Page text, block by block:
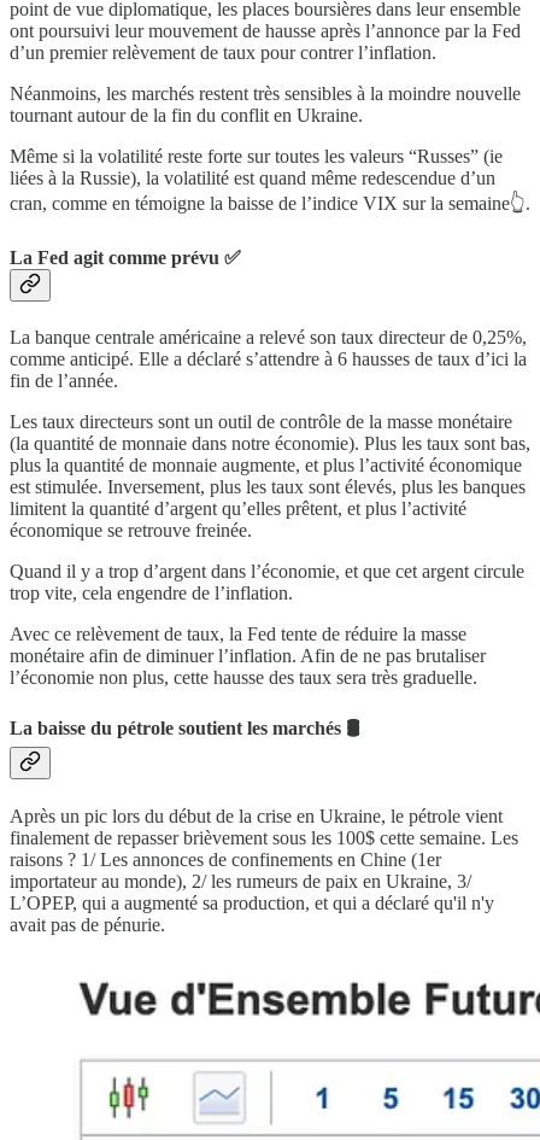
point de vue diplomatique, les places boursières dans leur ensemble
ont poursuivi leur mouvement de hausse après l’annonce par la Fed
d’un premier relèvement de taux pour contrer l’inflation.
Néanmoins, les marchés restent très sensibles à la moindre nouvelle
tournant autour de la fin du conflit en Ukraine.
Même si la volatilité reste forte sur toutes les valeurs “Russes” (ie
liées à la Russie), la volatilité est quand même redescendue d’un
cran, comme en témoigne la baisse de l’indice VIX sur la semaine👆.
La Fed agit comme prévu ✅
La banque centrale américaine a relevé son taux directeur de 0,25%,
comme anticipé. Elle a déclaré s’attendre à 6 hausses de taux d’ici la
fin de l’année.
Les taux directeurs sont un outil de contrôle de la masse monétaire
(la quantité de monnaie dans notre économie). Plus les taux sont bas,
plus la quantité de monnaie augmente, et plus l’activité économique
est stimulée. Inversement, plus les taux sont élevés, plus les banques
limitent la quantité d’argent qu’elles prêtent, et plus l’activité
économique se retrouve freinée.
Quand il y a trop d’argent dans l’économie, et que cet argent circule
trop vite, cela engendre de l’inflation.
Avec ce relèvement de taux, la Fed tente de réduire la masse
monétaire afin de diminuer l’inflation. Afin de ne pas brutaliser
l’économie non plus, cette hausse des taux sera très graduelle.
La baisse du pétrole soutient les marchés 🛢
Après un pic lors du début de la crise en Ukraine, le pétrole vient
finalement de repasser brièvement sous les 100$ cette semaine. Les
raisons ? 1/ Les annonces de confinements en Chine (1er
importateur au monde), 2/ les rumeurs de paix en Ukraine, 3/
L’OPEP, qui a augmenté sa production, et qui a déclaré qu'il n'y
avait pas de pénurie.